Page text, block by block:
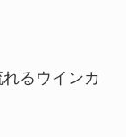
るウインカ